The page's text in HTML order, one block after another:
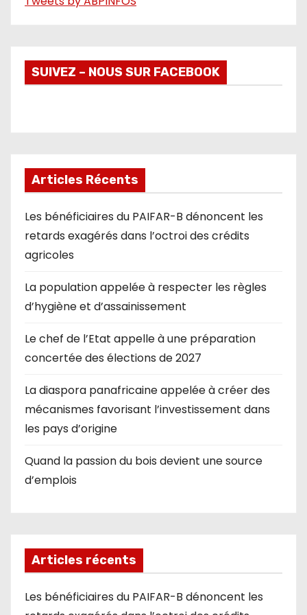
SUIVEZ – NOUS SUR FACEBOOK
Articles Récents
Les bénéficiaires du PAIFAR-B dénoncent les
retards exagérés dans l’octroi des crédits
agricoles
La population appelée à respecter les règles
d’hygiène et d’assainissement
Le chef de l’Etat appelle à une préparation
concertée des élections de 2027
La diaspora panafricaine appelée à créer des
mécanismes favorisant l’investissement dans
les pays d’origine
Quand la passion du bois devient une source
d’emplois
Articles récents
Les bénéficiaires du PAIFAR-B dénoncent les